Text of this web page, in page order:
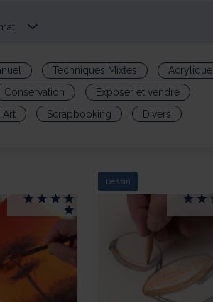
Techniques Mixtes
Acrylique
Conservation
Exposer et vendre
Art Scrapbooking Divers
Dessin